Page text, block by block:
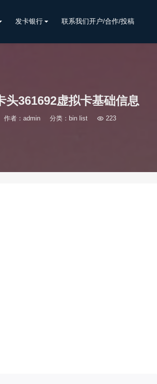
发卡银行 联系我们开户/合作/投稿
头361692虚拟卡基础信息
作者：admin 分类： bin list 223